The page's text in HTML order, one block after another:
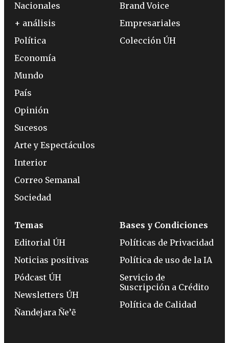
Nacionales
+ análisis
Política
Economía
Mundo
País
Opinión
Sucesos
Arte y Espectáculos
Interior
Correo Semanal
Sociedad
Brand Voice
Empresariales
Colección ÚH
Temas
Editorial ÚH
Noticias positivas
Pódcast ÚH
Newsletters ÚH
Ñandejara Ñe’ẽ
Bases y Condiciones
Políticas de Privacidad
Política de uso de la IA
Servicio de
Suscripción a Crédito
Política de Calidad